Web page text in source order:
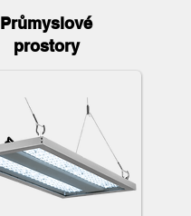
Průmyslové
prostory